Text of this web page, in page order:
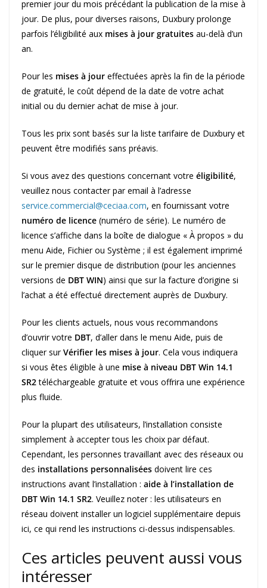
premier jour du mois précédant la publication de la mise à
jour. De plus, pour diverses raisons, Duxbury prolonge
parfois l’éligibilité aux mises à jour gratuites au-delà d’un
an.
Pour les mises à jour effectuées après la fin de la période
de gratuité, le coût dépend de la date de votre achat
initial ou du dernier achat de mise à jour.
Tous les prix sont basés sur la liste tarifaire de Duxbury et
peuvent être modifiés sans préavis.
Si vous avez des questions concernant votre éligibilité,
veuillez nous contacter par email à l’adresse
service.commercial@ceciaa.com, en fournissant votre
numéro de licence (numéro de série). Le numéro de
licence s’affiche dans la boîte de dialogue « À propos » du
menu Aide, Fichier ou Système ; il est également imprimé
sur le premier disque de distribution (pour les anciennes
versions de DBT WIN) ainsi que sur la facture d’origine si
l’achat a été effectué directement auprès de Duxbury.
Pour les clients actuels, nous vous recommandons
d’ouvrir votre DBT, d’aller dans le menu Aide, puis de
cliquer surVérifier les mises à jour. Cela vous indiquera
si vous êtes éligible à une mise à niveau DBT Win 14.1
SR2téléchargeable gratuite et vous offrira une expérience
plus fluide.
Pour la plupart des utilisateurs, l’installation consiste
simplement à accepter tous les choix par défaut.
Cependant, les personnes travaillant avec des réseaux ou
des installations personnalisées doivent lire ces
instructions avant l’installation : aide à l’installation de
DBT Win 14.1 SR2. Veuillez noter : les utilisateurs en
réseau doivent installer un logiciel supplémentaire depuis
ici, ce qui rend les instructions ci-dessus indispensables.
Ces articles peuvent aussi vous
intéresser